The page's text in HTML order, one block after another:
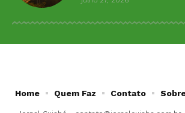
Home Quem Faz Contato